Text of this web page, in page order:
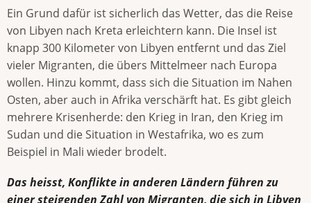
Ein Grund dafür ist sicherlich das Wetter, das die Reise
von Libyen nach Kreta erleichtern kann. Die Insel ist
knapp 300 Kilometer von Libyen entfernt und das Ziel
vieler Migranten, die übers Mittelmeer nach Europa
wollen. Hinzu kommt, dass sich die Situation im Nahen
Osten, aber auch in Afrika verschärft hat. Es gibt gleich
mehrere Krisenherde: den Krieg in Iran, den Krieg im
Sudan und die Situation in Westafrika, wo es zum
Beispiel in Mali wieder brodelt.
Das heisst, Konflikte in anderen Ländern führen zu
einer steigenden Zahl von Migranten, die sich in Libyen